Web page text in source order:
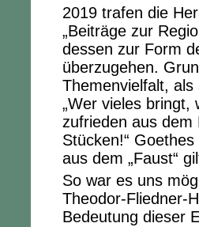
2019 trafen die
„Beiträge zur
dessen zur Form
überzugehen.
Themenvielfalt,
„Wer vieles bringt,
zufrieden aus
Stücken!“
aus dem „Faust“
So war es uns
Theodor-Fliedner-
Bedeutung dieser